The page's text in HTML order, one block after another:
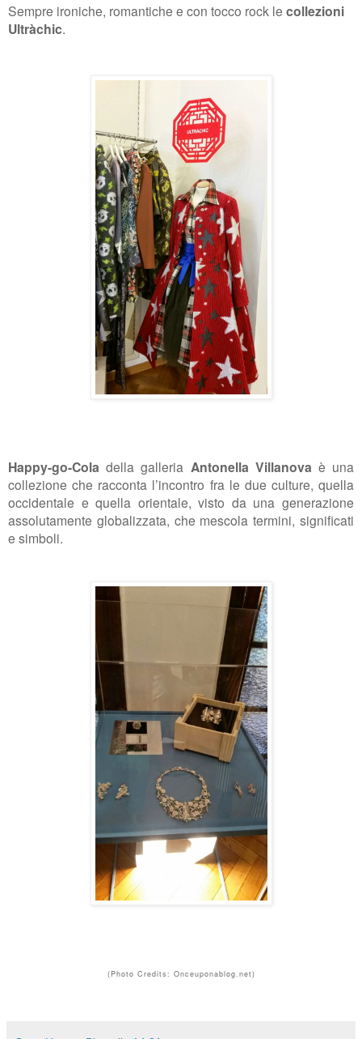
Sempre ironiche, romantiche e con tocco rock le collezioni
Ultràchic.
Happy-go-Coladella galleria Antonella Villanova è una
collezione che racconta l’incontro fra le due culture, quella
occidentale e quella orientale, visto da una generazione
assolutamente globalizzata, che mescola termini, significati
e simboli.
(Photo Credits: Onceuponablog.net)